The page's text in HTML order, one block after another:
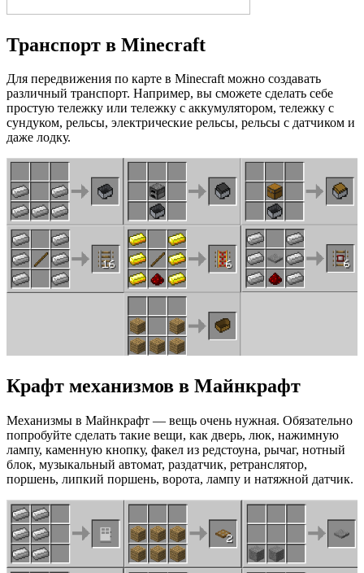
Транспорт в Minecraft
Для передвижения по карте в Minecraft можно создавать
различный транспорт. Например, вы сможете сделать себе
простую тележку или тележку с аккумулятором, тележку с
сундуком, рельсы, электрические рельсы, рельсы с датчиком и
даже лодку.
Крафт механизмов в Майнкрафт
Механизмы в Майнкрафт — вещь очень нужная. Обязательно
попробуйте сделать такие вещи, как дверь, люк, нажимную
лампу, каменную кнопку, факел из редстоуна, рычаг, нотный
блок, музыкальный автомат, раздатчик, ретранслятор,
поршень, липкий поршень, ворота, лампу и натяжной датчик.